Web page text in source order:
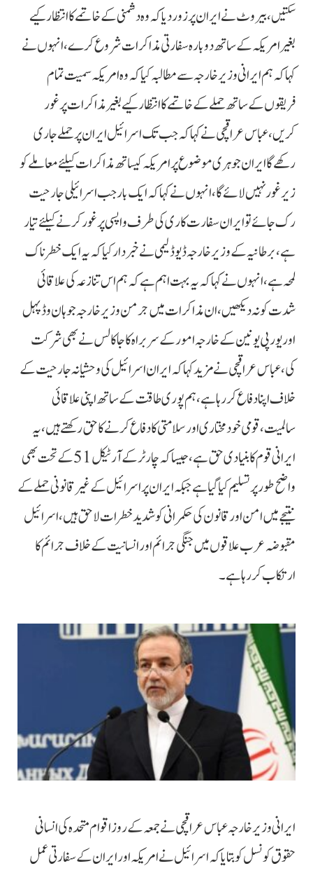
سکتیں، بیروٹ نے ایران پر زور دیا کہ وہ دشمنی کے خاتمے کا انتظار کیے
بغیر امریکہ کے ساتھ دوبارہ سفارتی مذاکرات شروع کرے، انہوں نے
کہا کہ ہم ایرانی وزیر خارجہ سے مطالبہ کیا کہ وہ امریکہ سمیت تمام
فریقوں کے ساتھ حملے کے خاتمے کا انتظار کیے بغیر مذاکرات پر غور
کریں، عباس عراقچی نے کہا کہ جب تک اسرائیل ایران پر حملے جاری
رکھے گا ایران جوہری موضوع پر امریکہ کیساتھ مذاکرات کیلئے معاملے کو
زیر غور نہیں لائے گا، انہوں نے کہا کہ ایک بار جب اسرائیلی جارحیت
رک جائے تو ایران سفارت کاری کی طرف واپسی پر غور کرنے کیلئے تیار
ہے، برطانیہ کے وزیر خارجہ ڈیوڈ لیمی نے خبردار کیا کہ یہ ایک خطرناک
لمحہ ہے، انہوں نے کہا کہ یہ بہت اہم ہے کہ ہم اس تنازعہ کی علاقائی
شدت کو نہ دیکھیں، ان مذاکرات میں جرمن وزیر خارجہ جوہان وڈپہل
اور یورپی یونین کے خارجہ امور کے سربراہ کاجا کالس نے بھی شرکت
کی، عباس عراقچی نے مزید کہا کہ ایران اسرائیل کی وحشیانہ جارحیت کے
خلاف اپنا دفاع کر رہا ہے، ہم پوری طاقت کے ساتھ اپنی علاقائی
سالمیت، قومی خودمختاری اور سلامتی کا دفاع کرنے کا حق رکھتے ہیں، یہ
ایرانی قوم کا بنیادی حق ہے، جیسا کہ چارٹر کے آرٹیکل 51 کے تحت بھی
واضح طور پر تسلیم کیا گیا ہے جبکہ ایران پر اسرائیل کے غیر قانونی حملے کے
نتیجے میں امن اور قانون کی حکمرانی کو شدید خطرات لاحق ہیں، اسرائیل
مقبوضہ عرب علاقوں میں جنگی جرائم اور انسانیت کے خلاف جرائم کا
ارتکاب کر رہا ہے۔
ایرانی وزیر خارجہ عباس عراقچی نے جمعہ کے روز اقوام متحدہ کی انسانی
حقوق کونسل کو بتایا کہ اسرائیل نے امریکہ اور ایران کے سفارتی عمل